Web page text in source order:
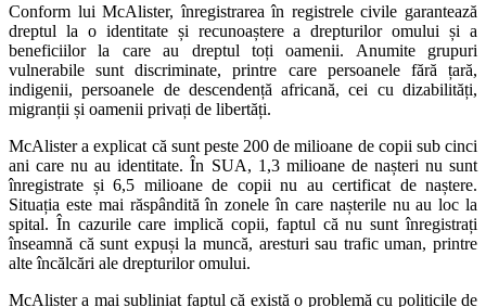
Conform lui McAlister, înregistrarea în registrele civile garantează
dreptul la o identitate și recunoaștere a drepturilor omului și a
beneficiilor la care au dreptul toți oamenii. Anumite grupuri
vulnerabile sunt discriminate, printre care persoanele fără țară,
indigenii, persoanele de descendență africană, cei cu dizabilități,
migranții și oamenii privați de libertăți.
McAlister a explicat că sunt peste 200 de milioane de copii sub cinci
ani care nu au identitate. În SUA, 1,3 milioane de nașteri nu sunt
înregistrate și 6,5 milioane de copii nu au certificat de naștere.
Situația este mai răspândită în zonele în care nașterile nu au loc la
spital. În cazurile care implică copii, faptul că nu sunt înregistrați
înseamnă că sunt expuși la muncă, aresturi sau trafic uman, printre
alte încălcări ale drepturilor omului.
McAlister a mai subliniat faptul că există o problemă cu politicile de